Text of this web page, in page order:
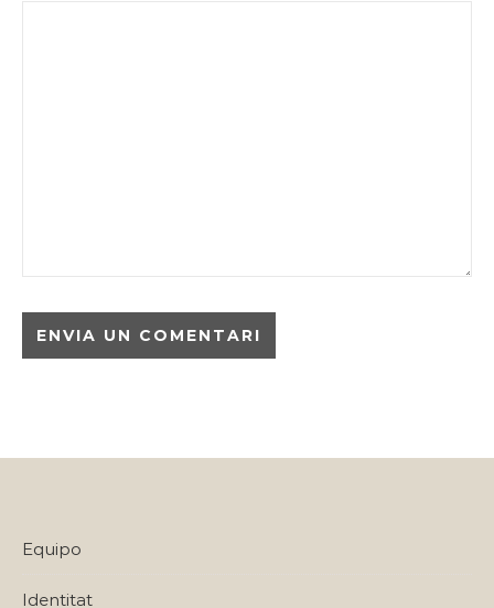
Equipo
Identitat